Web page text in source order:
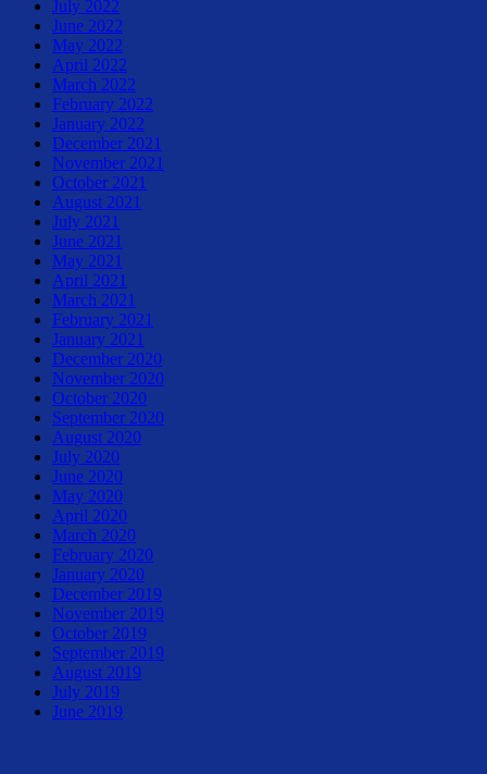
July 2022
June 2022
May 2022
April 2022
March 2022
February 2022
January 2022
December 2021
November 2021
October 2021
August 2021
July 2021
June 2021
May 2021
April 2021
March 2021
February 2021
January 2021
December 2020
November 2020
October 2020
September 2020
August 2020
July 2020
June 2020
May 2020
April 2020
March 2020
February 2020
January 2020
December 2019
November 2019
October 2019
September 2019
August 2019
July 2019
June 2019